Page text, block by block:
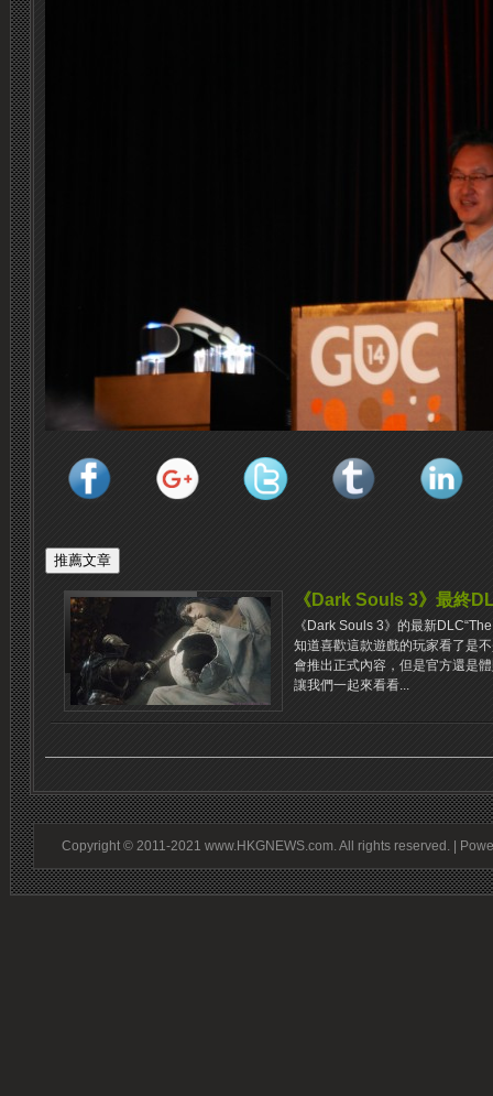
《Dark Souls 3》最終
《Dark Souls 3》的最新
知道喜歡這款遊戲的玩家看了是
會推出正式內容，但是官方還是
讓我們一起來看看...
Copyright © 2011-2021 www.HKGNEWS.com. All rights reserved. |